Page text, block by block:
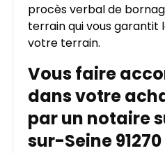
procès verbal de
terrain qui vous garantit
votre terrain.
Vous faire
dans votre
par un notaire
sur-Seine 91270